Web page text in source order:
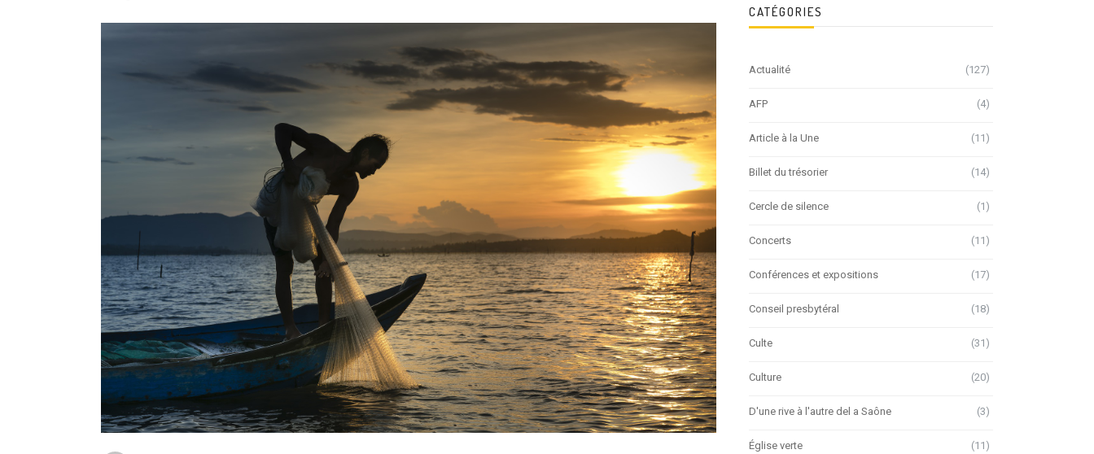
CATÉGORIES
Actualité (127)
AFP (4)
Article à la Une (11)
Billet du trésorier (14)
Cercle de silence (1)
Concerts (11)
Conférences et expositions (17)
Conseil presbytéral (18)
Culte (31)
Culture (20)
D'une rive à l'autre del a Saône (3)
Église verte (11)